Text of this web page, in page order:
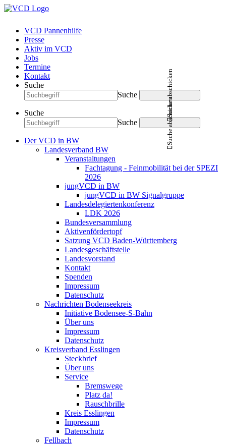
VCD Pannenhilfe
Presse
Aktiv im VCD
Jobs
Termine
Kontakt
Suche
Suche
Suche abschicken
Suche
Suche
Suche abschicken
Der VCD in BW
Landesverband BW
Veranstaltungen
Fachtagung - Feinmobilität bei der SPEZI
2026
jungVCD in BW
jungVCD in BW Signalgruppe
Landesdelegiertenkonferenz
LDK 2026
Bundesversammlung
Aktivenfördertopf
Satzung VCD Baden-Württemberg
Landesgeschäftstelle
Landesvorstand
Kontakt
Spenden
Impressum
Datenschutz
Nachrichten Bodenseekreis
Initiative Bodensee-S-Bahn
Über uns
Impressum
Datenschutz
Kreisverband Esslingen
Steckbrief
Über uns
Service
Bremswege
Platz da!
Rauschbrille
Kreis Esslingen
Impressum
Datenschutz
Fellbach